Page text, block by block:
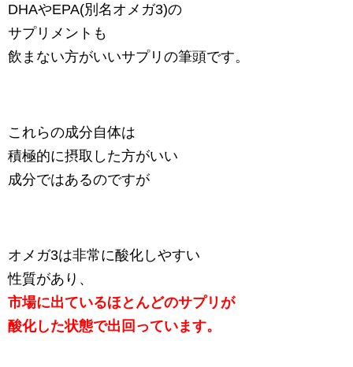
DHAやEPA(別名オメガ3)の
サプリメントも
飲まない方がいいサプリの筆頭です。
これらの成分自体は
積極的に摂取した方がいい
成分ではあるのですが
オメガ3は非常に酸化しやすい
性質があり、
市場に出ているほとんどのサプリが
酸化した状態で出回っています。